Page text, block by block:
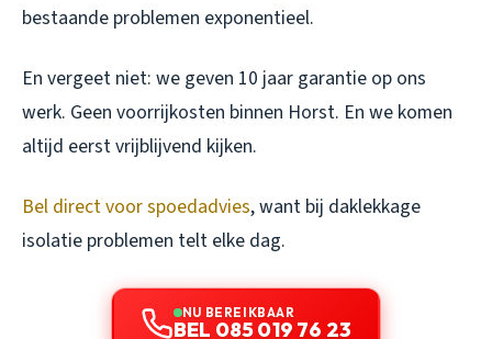
bestaande problemen exponentieel.
En vergeet niet: we geven 10 jaar garantie op ons
werk. Geen voorrijkosten binnen Horst. En we komen
altijd eerst vrijblijvend kijken.
Bel direct voor spoedadvies, want bij daklekkage
isolatie problemen telt elke dag.
NU BEREIKBAAR
BEL 085 019 76 23